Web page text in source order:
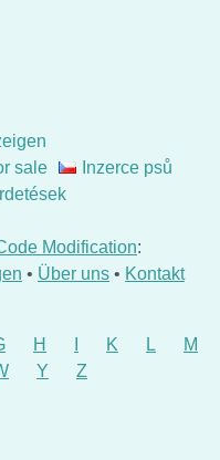
sale
Inzerce psů
Modification:
• Über uns • Kontakt
H K L
M
Y Z